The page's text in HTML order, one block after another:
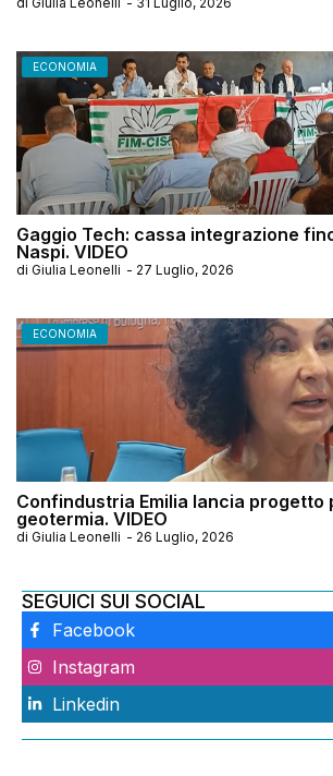
ECONOMIA
Gaggio Tech: cassa integrazione
Naspi. VIDEO
di Giulia Leonelli - 27 Luglio, 2026
ECONOMIA
Confindustria Emilia lancia progetto
geotermia. VIDEO
di Giulia Leonelli - 26 Luglio, 2026
SEGUICI SUI SOCIAL
Facebook
Instagram
Linkedin